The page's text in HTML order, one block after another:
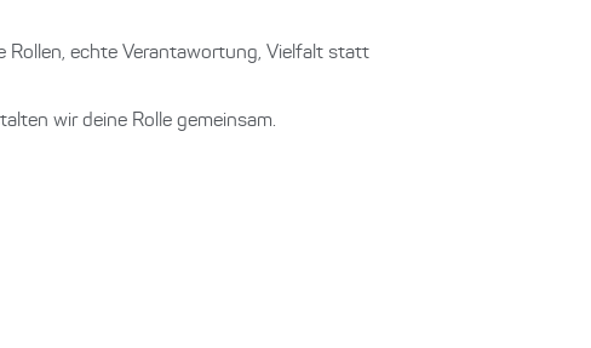
Rollen, echte Verantawortung, Vielfalt statt
wir deine Rolle gemeinsam.